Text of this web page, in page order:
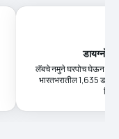
लॅबचे नमुने घरपोच घेऊन
भारतभरातील 1,635